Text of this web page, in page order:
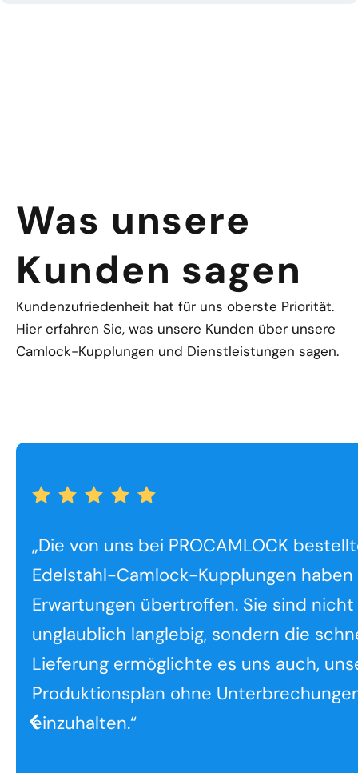
Was unsere
Kunden sagen
Kundenzufriedenheit hat für uns oberste Priorität.
Hier erfahren Sie, was unsere Kunden über unsere
Camlock-Kupplungen und Dienstleistungen sagen.
„Die von uns bei PROCAMLOCK
Edelstahl-Camlock-Kupplungen haben
Erwartungen übertroffen. Sie sind
unglaublich langlebig, sondern die
Lieferung ermöglichte es uns auch,
Produktionsplan ohne
einzuhalten.“